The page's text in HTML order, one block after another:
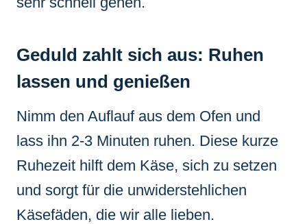
Geduld zahlt sich aus: Ruhen
lassen und genießen
Nimm den Auflauf aus dem Ofen und
lass ihn 2-3 Minuten ruhen. Diese kurze
Ruhezeit hilft dem Käse, sich zu setzen
und sorgt für die unwiderstehlichen
Käsefäden, die wir alle lieben.